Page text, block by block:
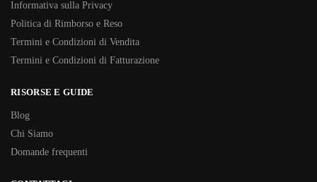
Informativa sulla Privacy
Politica di Rimborso e Reso
Termini e Condizioni di Vendita
Termini e Condizioni di Fatturazione
RISORSE E GUIDE
Blog
Chi Siamo
Domande frequenti